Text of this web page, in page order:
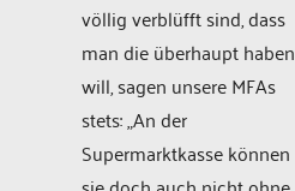
völlig verblüfft sind, dass
man die überhaupt haben
will, sagen unsere MFAs
stets: „An der
Supermarktkasse können